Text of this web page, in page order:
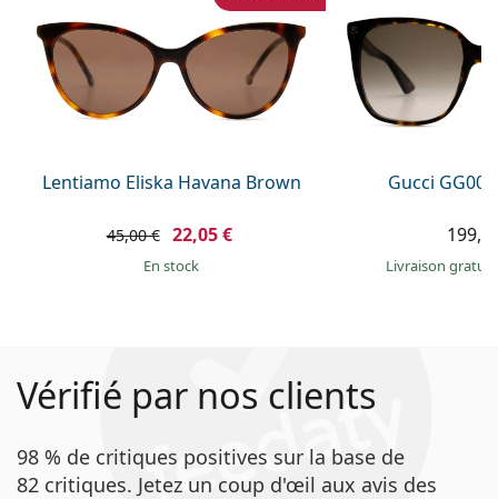
Lentiamo Eliska Havana Brown
45,00 € 22,05 €
en stock
Gucci
Livraison
Vérifié par nos clients
98 % de critiques positives sur la base de
82 critiques. Jetez un coup d'œil aux avis des